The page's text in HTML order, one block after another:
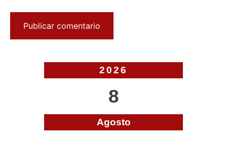
2026
8
Agosto